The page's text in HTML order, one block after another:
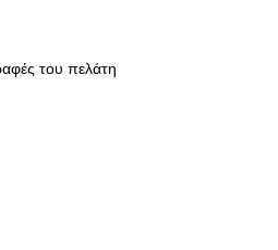
του πελάτη